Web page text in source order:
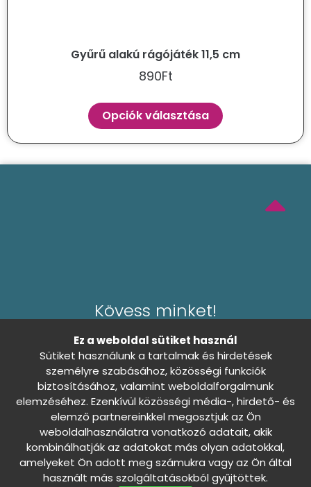
Gyűrű alakú rágójáték 11,5 cm
890Ft
Opciók választása
Kövess minket!
Általános Szerződési Feltételek
Adatkezelési tájékoztató
Sütibeállítások Nincs döntés
Szállítási és fizetési információk
Ez a weboldal sütiket használ
Sütiket használunk a tartalmak és hirdetések
személyre szabásához, közösségi funkciók
biztosításához, valamint weboldalforgalmunk
elemzéséhez. Ezenkívül közösségi média-, hirdető- és
elemző partnereinkkel megosztjuk az Ön
weboldalhasználatra vonatkozó adatait, akik
kombinálhatják az adatokat más olyan adatokkal,
amelyeket Ön adott meg számukra vagy az Ön által
használt más szolgáltatásokból gyűjtöttek.